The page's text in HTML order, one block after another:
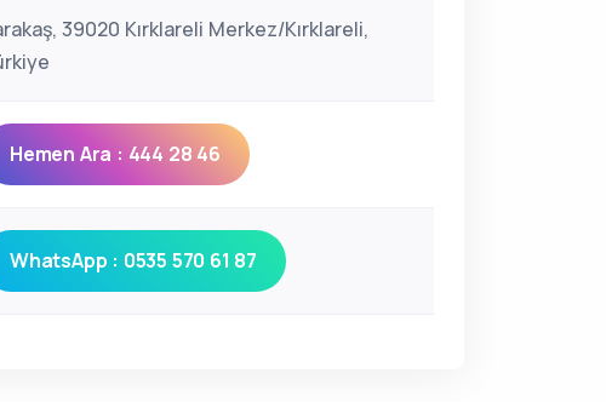
39020 Kırklareli Merkez/Kırklareli,
Hemen Ara : 444 28 46
WhatsApp : 0535 570 61 87